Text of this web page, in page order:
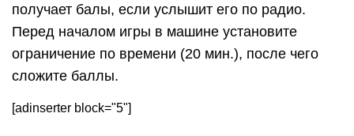
получает балы, если услышит его по радио.
Перед началом игры в машине установите
ограничение по времени (20 мин.), после чего
сложите баллы.
[adinserter block="5"]